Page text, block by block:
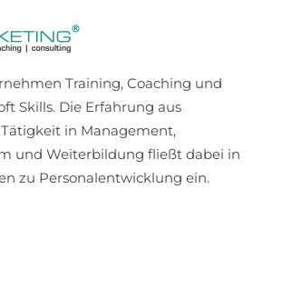
Training, Coaching und
Skills. Die Erfahrung aus
in Management,
und Weiterbildung fließt dabei in
zu Personalentwicklung ein.